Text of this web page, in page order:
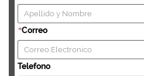
*Correo
Telefono